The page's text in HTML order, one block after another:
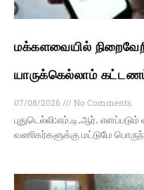
மக்களவையில்
யாருக்கெல்லாம்
07/08/2026
No Comments
புதுடெல்லி:எம்.டி.ஆர்.
வணிகர்களுக்கு மட்டுமே